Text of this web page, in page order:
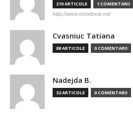
210 ARTICOLE 1 COMENTARII
http://www.ortodoxia.md
Cvasniuc Tatiana
88 ARTICOLE 0 COMENTARII
Nadejda B.
32 ARTICOLE 0 COMENTARII